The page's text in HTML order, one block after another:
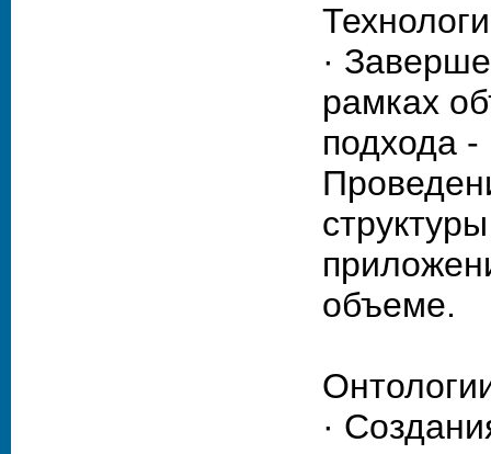
·
рамках
подхода
объеме.
·